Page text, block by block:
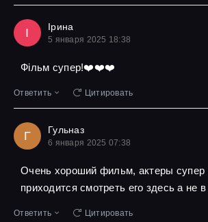
І Ірина
5 января 2025 18:38
Фільм супер!❤️❤️❤️
Ответить Цитировать
Г Гульназ
6 января 2025 07:38
Очень хороший фильм, актеры супер
приходится смотреть его здесь а не
Ответить Цитировать